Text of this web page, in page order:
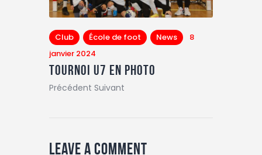
Club École de foot News
8
janvier 2024
TOURNOI U7 EN PHOTO
Précédent Suivant
Leave a comment